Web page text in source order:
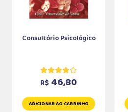
Consultório Psicológico
R$ 46,80
ADICIONAR AO CARRINHO